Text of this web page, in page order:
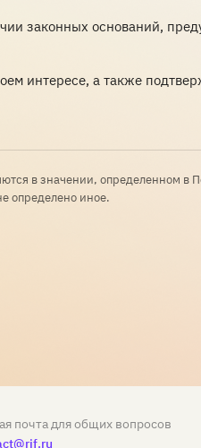
законных оснований,
интересе, а также
в значении, определенном в
определено иное.
почта для общих вопросов